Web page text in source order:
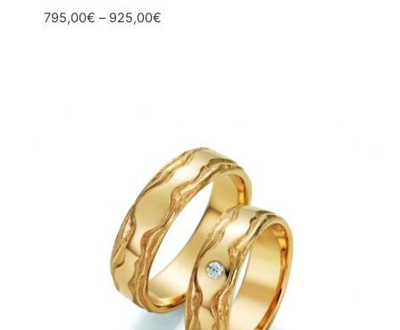
795,00€ – 925,00€Hintaluokka: